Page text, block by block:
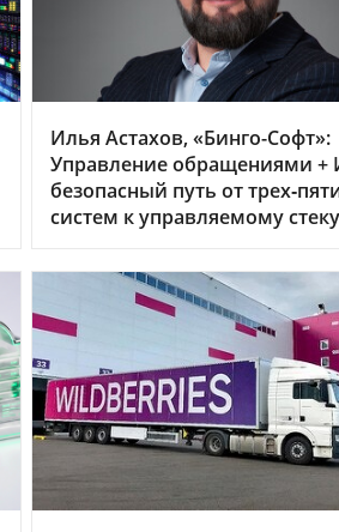
Илья Астахов, «Бинго-Софт»:
Управление обращениями +
безопасный путь от
систем к управляемому стеку